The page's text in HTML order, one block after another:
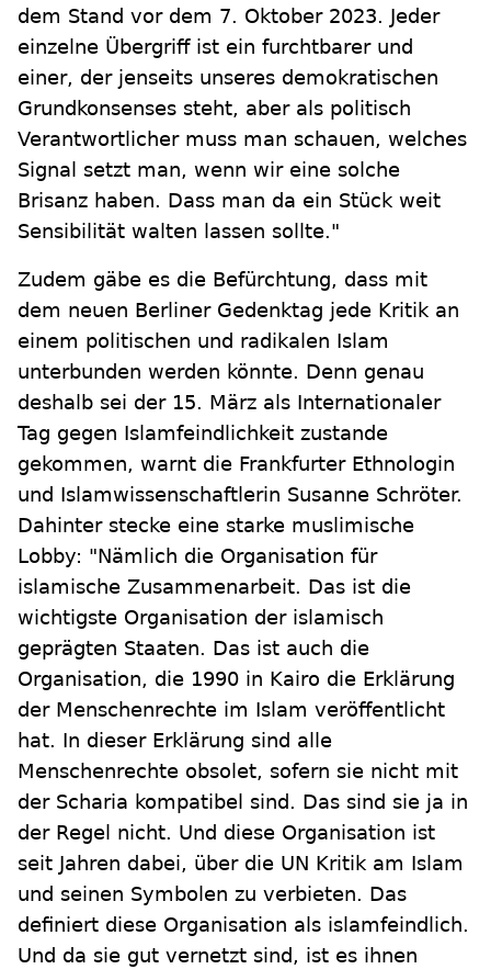
dem Stand vor dem 7. Oktober 2023. Jeder
einzelne Übergriff ist ein furchtbarer und
einer, der jenseits unseres demokratischen
Grundkonsenses steht, aber als politisch
Verantwortlicher muss man schauen, welches
Signal setzt man, wenn wir eine solche
Brisanz haben. Dass man da ein Stück weit
Sensibilität walten lassen sollte."
Zudem gäbe es die Befürchtung, dass mit
dem neuen Berliner Gedenktag jede Kritik an
einem politischen und radikalen Islam
unterbunden werden könnte. Denn genau
deshalb sei der 15. März als Internationaler
Tag gegen Islamfeindlichkeit zustande
gekommen, warnt die Frankfurter Ethnologin
und Islamwissenschaftlerin Susanne Schröter.
Dahinter stecke eine starke muslimische
Lobby: "Nämlich die Organisation für
islamische Zusammenarbeit. Das ist die
wichtigste Organisation der islamisch
geprägten Staaten. Das ist auch die
Organisation, die 1990 in Kairo die Erklärung
der Menschenrechte im Islam veröffentlicht
hat. In dieser Erklärung sind alle
Menschenrechte obsolet, sofern sie nicht mit
der Scharia kompatibel sind. Das sind sie ja in
der Regel nicht. Und diese Organisation ist
seit Jahren dabei, über die UN Kritik am Islam
und seinen Symbolen zu verbieten. Das
definiert diese Organisation als islamfeindlich.
Und da sie gut vernetzt sind, ist es ihnen